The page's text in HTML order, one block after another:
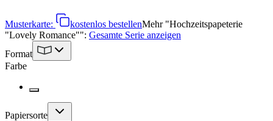
Musterkarte: kostenlos bestellenMehr"Hochzeitspapeterie
"Lovely Romance"": Gesamte Serie anzeigen
Format
Farbe
Papiersorte